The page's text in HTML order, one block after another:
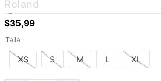
Roland
$35,99
Talla
XS S M L XL